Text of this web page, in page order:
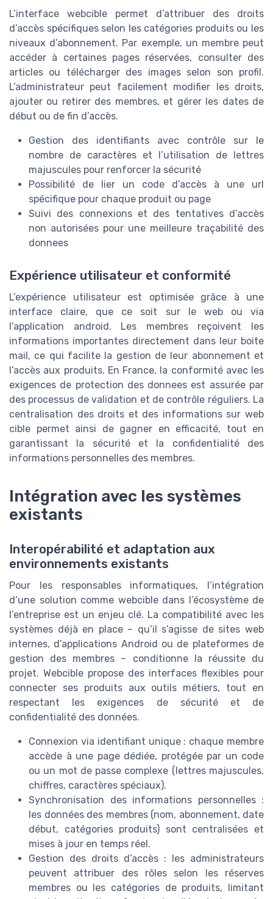
L’interface webcible permet d’attribuer des droits
d’accès spécifiques selon les catégories produits ou les
niveaux d’abonnement. Par exemple, un membre peut
accéder à certaines pages réservées, consulter des
articles ou télécharger des images selon son profil.
L’administrateur peut facilement modifier les droits,
ajouter ou retirer des membres, et gérer les dates de
début ou de fin d’accès.
Gestion des identifiants avec contrôle sur le
nombre de caractères et l’utilisation de lettres
majuscules pour renforcer la sécurité
Possibilité de lier un code d’accès à une url
spécifique pour chaque produit ou page
Suivi des connexions et des tentatives d’accès
non autorisées pour une meilleure traçabilité des
donnees
Expérience utilisateur et conformité
L’expérience utilisateur est optimisée grâce à une
interface claire, que ce soit sur le web ou via
l’application android. Les membres reçoivent les
informations importantes directement dans leur boite
mail, ce qui facilite la gestion de leur abonnement et
l’accès aux produits. En France, la conformité avec les
exigences de protection des donnees est assurée par
des processus de validation et de contrôle réguliers. La
centralisation des droits et des informations sur web
cible permet ainsi de gagner en efficacité, tout en
garantissant la sécurité et la confidentialité des
informations personnelles des membres.
Intégration avec les systèmes
existants
Interopérabilité et adaptation aux
environnements existants
Pour les responsables informatiques, l’intégration
d’une solution comme webcible dans l’écosystème de
l’entreprise est un enjeu clé. La compatibilité avec les
systèmes déjà en place – qu’il s’agisse de sites web
internes, d’applications Android ou de plateformes de
gestion des membres – conditionne la réussite du
projet. Webcible propose des interfaces flexibles pour
connecter ses produits aux outils métiers, tout en
respectant les exigences de sécurité et de
confidentialité des données.
Connexion via identifiant unique : chaque membre
accède à une page dédiée, protégée par un code
ou un mot de passe complexe (lettres majuscules,
chiffres, caractères spéciaux).
Synchronisation des informations personnelles :
les données des membres (nom, abonnement, date
début, catégories produits) sont centralisées et
mises à jour en temps réel.
Gestion des droits d’accès : les administrateurs
peuvent attribuer des rôles selon les réserves
membres ou les catégories de produits, limitant